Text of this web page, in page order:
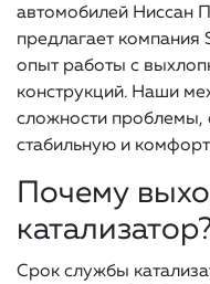
автомобилей Ниссан
предлагает компания
опыт работы с
конструкций. Наши
сложности проблемы,
стабильную и
Почему
Срок службы